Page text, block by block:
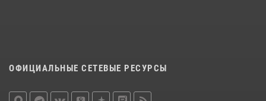
ОФИЦИАЛЬНЫЕ СЕТЕВЫЕ РЕСУРСЫ